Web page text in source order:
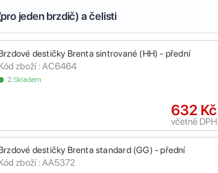
jeden brzdič) a čelisti
destičky Brenta sintrované (HH) - přední
zboží : AC6464
2 Skladem
632 Kč
včetně DPH
destičky Brenta standard (GG) - přední
zboží : AA5372